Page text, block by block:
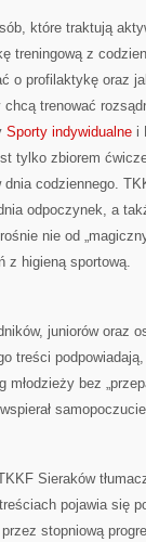
które traktują
treningową z
o profilaktykę oraz
trenować
Sporty indywidualne i
tylko zbiorem
codziennego.
odpoczynek, a
nie od
z higieną sportową.
juniorów oraz
treści
bez
Sieraków
pojawia się
stopniową